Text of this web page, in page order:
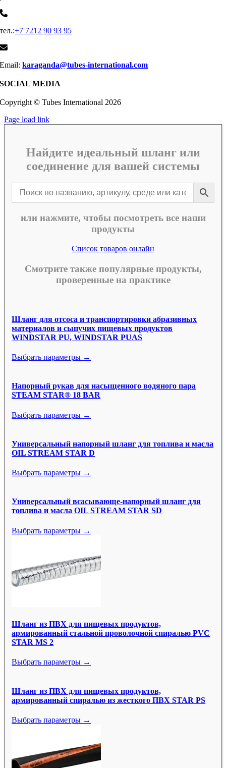
тел.:+7 7212 90 93 95
Email:karaganda@tubes-international.com
SOCIAL MEDIA
Copyright © Tubes International 2026
Page load link
Найдите идеальный шланг или
соединение для вашей системы
или нажмите, чтобы посмотреть все наши
продукты
Список товаров онлайн
Смотрите также популярные продукты,
проверенные на практике
Шланг для отсоса и транспортировки абразивных
материалов и сыпучих пищевых продуктов
WINDSTAR PU, WINDSTAR PUAS
Выбрать параметры →
Напорный рукав для насыщенного водяного пара
STEAM STAR® 18 BAR
Выбрать параметры →
Универсальный напорный шланг для топлива и масла
OIL STREAM STAR D
Выбрать параметры →
Универсальный всасывающе-напорный шланг для
топлива и масла OIL STREAM STAR SD
Выбрать параметры →
Шланг из ПВХ для пищевых продуктов,
армированный стальной проволочной спиралью PVC
STAR MS 2
Выбрать параметры →
Шланг из ПВХ для пищевых продуктов,
армированный спиралью из жесткого ПВХ STAR PS
Выбрать параметры →